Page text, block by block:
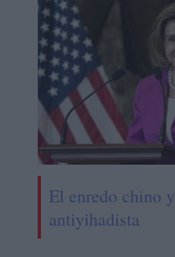
El enredo chino
antiyihadista